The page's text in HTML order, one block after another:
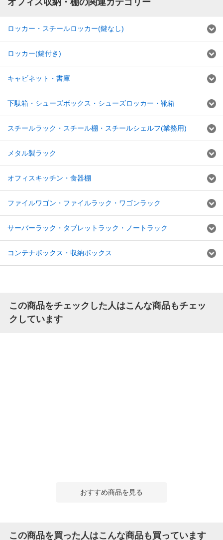
オフィス収納・棚の関連カテゴリー
ロッカー・スチールロッカー(鍵なし)
ロッカー(鍵付き)
キャビネット・書庫
下駄箱・シューズボックス・シューズロッカー・靴箱
スチールラック・スチール棚・スチールシェルフ(業務用)
メタル製ラック
オフィスキッチン・食器棚
ファイルワゴン・ファイルラック・ワゴンラック
サーバーラック・タブレットラック・ノートラック
コンテナボックス・収納ボックス
この商品をチェックした人はこんな商品もチェッ
クしています
おすすめ商品を見る
この商品を買った人はこんな商品も買っています